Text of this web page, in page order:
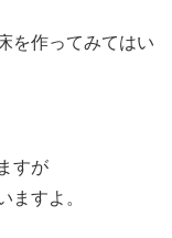
を作ってみてはい
すが
ますよ。